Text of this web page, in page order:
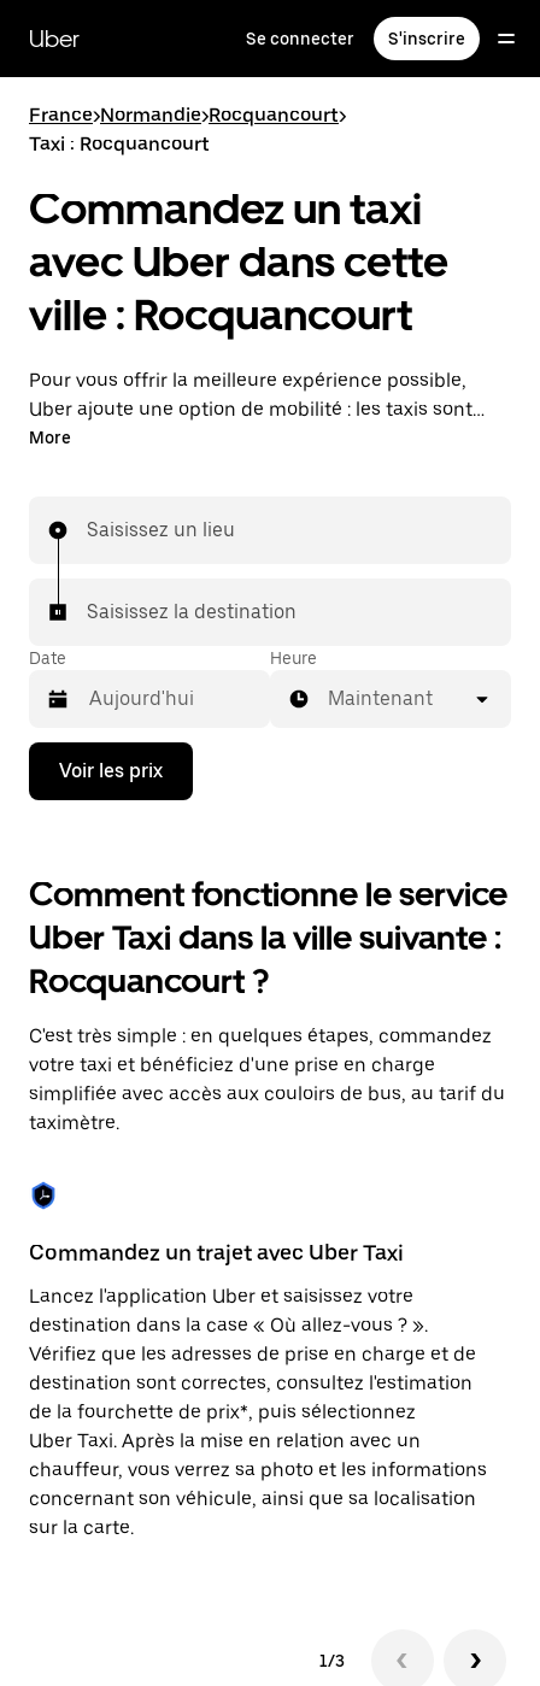
contenu
principal
Uber Se connecter S'inscrire
France>Normandie>Rocquancourt>
Taxi : Rocquancourt
Commandez un taxi
avec Uber dans cette
ville : Rocquancourt
Pour vous offrir la meilleure expérience possible,
Uber ajoute une option de mobilité : les taxis sont
maintenant disponibles dans l'application. Uber Taxi :
More
Saisissez un lieu
Saisissez la destination
Date
Appuyez
la
bas
pour
ouvrir
le
calendrier
et
une
date.
Appuyez
sur
la
pour
fermer
calendrier.
Heure
Maintenant
Voir les prix
Comment fonctionne le service
Uber Taxi dans la ville suivante :
Rocquancourt ?
C'est très simple : en quelques étapes, commandez
votre taxi et bénéficiez d'une prise en charge
simplifiée avec accès aux couloirs de bus, au tarif du
taximètre.
Commandez un trajet avec Uber Taxi
Lancez l'application Uber et saisissez votre
destination dans la case « Où allez-vous ? ».
Vérifiez que les adresses de prise en charge et de
destination sont correctes, consultez l'estimation
de la fourchette de prix*, puis sélectionnez
Uber Taxi. Après la mise en relation avec un
chauffeur, vous verrez sa photo et les informations
concernant son véhicule, ainsi que sa localisation
sur la carte.
1/3